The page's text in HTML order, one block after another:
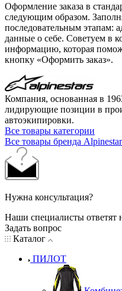
Оформление заказа в
следующим образом.
последовательным этапам:
данные о себе. Советуем в
информацию, которая
кнопку «Оформить заказ».
Компания, основанная в
лидирующие позиции в
автоэкипировки.
Все товары категории
Все товары бренда
Нужна консультация?
Наши специалисты
Задать вопрос
Каталог
ПИЛОТ